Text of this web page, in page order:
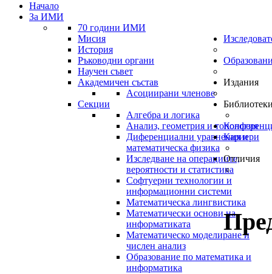
Начало
За ИМИ
70 години ИМИ
Мисия
История
Ръководни органи
Научен съвет
Академичен състав
Асоциирани членове
Секции
Алгебра и логика
Анализ, геометрия и топология
Диференциални уравнения и
математическа физика
Изследване на операциите,
вероятности и статистика
Софтуерни технологии и
информационни системи
Математическа лингвистика
Математически основи на
информатиката
Математическо моделиране и
числен анализ
Образование по математика и
информатика
Издания
Кариери
Отличия